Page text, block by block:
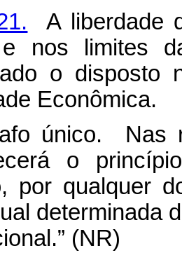
A liberdade
nos limites
o disposto
Econômica.
único. Nas
o
por qualquer
determinada
(NR)